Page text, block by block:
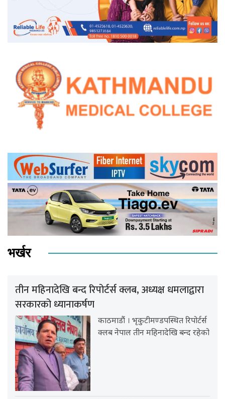
भर्खर
तीन महिनादेखि बन्द रिपोर्टर्स क्लब, अध्यक्ष धमलाद्वारा
सरकारको ध्यानाकर्षण
काठमाडौं । भृकुटीमण्डपस्थित रिपोर्टर्स
क्लब नेपाल तीन महिनादेखि बन्द रहेको